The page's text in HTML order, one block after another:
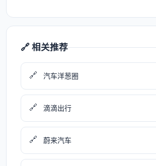
🔗 相关推荐
🔗 汽车洋葱圈
🔗 滴滴出行
🔗 蔚来汽车